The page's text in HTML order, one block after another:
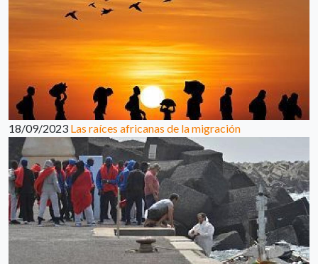
18/09/2023 Las raíces africanas de la migración